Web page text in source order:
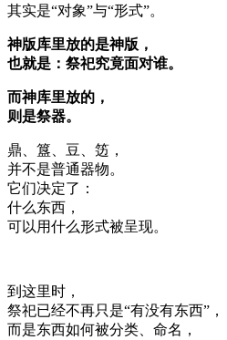
其实是“对象”与“形式”。
神版库里放的是神版，
也就是：祭祀究竟面对谁。
而神库里放的，
则是祭器。
鼎、簋、豆、笾，
并不是普通器物。
它们决定了：
什么东西，
可以用什么形式被呈现。
到这里时，
祭祀已经不再只是“有没有东西”，
而是东西如何被分类、命名，